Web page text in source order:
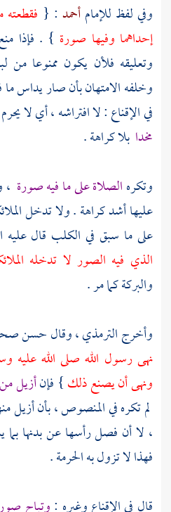
وفي لفظ للإمامأحمد : { فقطعته
إحداهما وفيها صورة } . فإذا
وتعليقه فلأن يكون ممنوعا من
وخلفه الامتهان بأن صار يداس
في الإقناع : لا افتراشه ، أي لا يحرم
مخدا بلا كراهة .
وتكرهالصلاة على ما فيه صورة
عليها أشد كراهة . ولا تدخل
على ما سبق في الكلب قال
الذي فيه الصور لا تدخله
والبركة كما مر .
وأخرجالترمذي، وقال حسن
نهى رسول الله صلى الله عليه
ونهى أن يصنع ذلك} فإنأزيل
لم تكره في المنصوص ، بأن أزيل
، لا أن فصل رأسها عن بدنها بما
فهذا لا تزول به الحرمة .